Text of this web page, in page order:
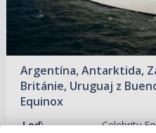
Argentína, Antarktida,
Británie, Uruguaj z
Equinox
Loď: Celebrity
02.01.2028 –
16.01.2028 –